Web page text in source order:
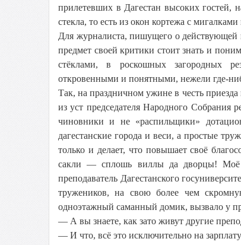
прилетевших в Дагестан высоких гостей,
стекла, то есть из окон кортежа с
Для журналиста, пишущего о действующей
предмет своей критики стоит знать и
стёклами, в роскошных загородных
откровенными и понятными, нежели где-
Так, на праздничном ужине в честь
из уст председателя Народного Собрания
чиновники и не «распильщики»
дагестанские города и веси, а простые
только и делает, что повышает своё
сакли — сплошь виллы да дворцы! Моё
преподаватель Дагестанского
тружеников, на свою более чем
одноэтажный саманный домик, вызвало у
— А вы знаете, как зато живут другие
— И что, всё это исключительно на